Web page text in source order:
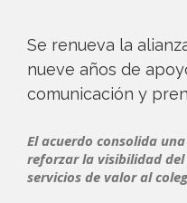
Se renueva la
nueve años de
comunicación y
El acuerdo consolida
reforzar la visibilidad
servicios de valor al